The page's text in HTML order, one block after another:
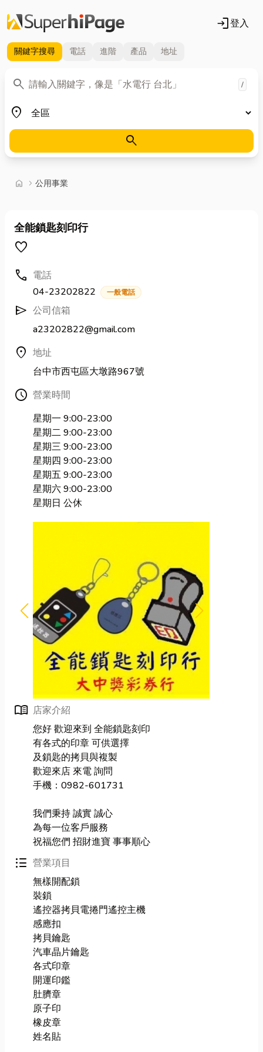
login登入
關鍵字搜尋 電話 進階 產品 地址
search
關鍵字 /
place
地區
search
home chevron_right 首頁
公用事業
全能鎖匙刻印行
favorite
call 電話
04-23202822
一般電話
send 公司信箱
a23202822@gmail.com
location_on 地址
台中市西屯區大墩路967號
Schedule 營業時間
星期一 9:00-23:00
星期二 9:00-23:00
星期三 9:00-23:00
星期四 9:00-23:00
星期五 9:00-23:00
星期六 9:00-23:00
星期日 公休
menu_book 店家介紹
您好 歡迎來到 全能鎖匙刻印
有各式的印章 可供選擇
及鎖匙的拷貝與複製
歡迎來店 來電 詢問
手機：0982-601731
我們秉持 誠實 誠心
為每一位客戶服務
祝福您們 招財進寶 事事順心
format_list_bulleted 營業項目
無樣開配鎖
裝鎖
遙控器拷貝電捲門遙控主機
感應扣
拷貝鑰匙
汽車晶片鑰匙
各式印章
開運印鑑
肚臍章
原子印
橡皮章
姓名貼